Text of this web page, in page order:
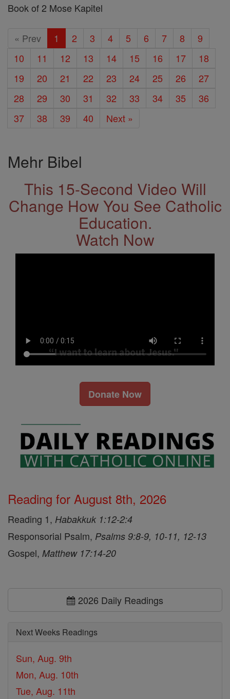
Book of 2 Mose Kapitel
« Prev 1 2 3 4 5 6 7 8
9
10
11 12 13 14 15 16 17
18
19
20 21 22 23 24 25 26
27
28
29 30 31 32 33 34 35
36
37
38 39 40 Next »
Mehr Bibel
This 15-Second Video Will
Change How You See Catholic
Education.
Watch Now
Donate Now
Reading for August 8th, 2026
Reading 1, Habakkuk 1:12-2:4
Responsorial Psalm, Psalms 9:8-9, 10-11, 12-13
Gospel, Matthew 17:14-20
2026 Daily Readings
Next Weeks Readings
Sun, Aug. 9th
Mon, Aug. 10th
Tue, Aug. 11th